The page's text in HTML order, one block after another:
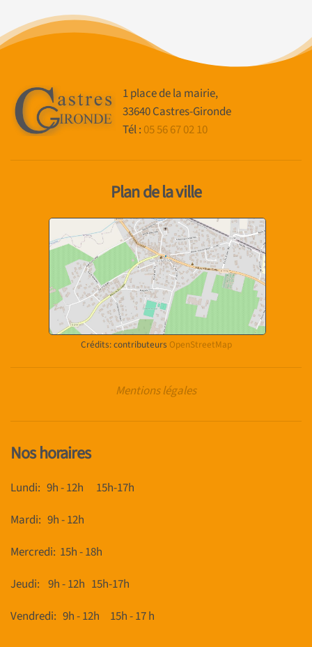
1 place de la mairie,
33640 Castres-Gironde
Tél : 05 56 67 02 10
Plan de la ville
Crédits: contributeurs OpenStreetMap
Mentions légales
Nos horaires
Lundi: 9h - 12h 15h-17h
Mardi: 9h - 12h
Mercredi: 15h - 18h
Jeudi: 9h - 12h 15h-17h
Vendredi: 9h - 12h 15h - 17 h